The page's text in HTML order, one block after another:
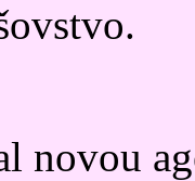
novou